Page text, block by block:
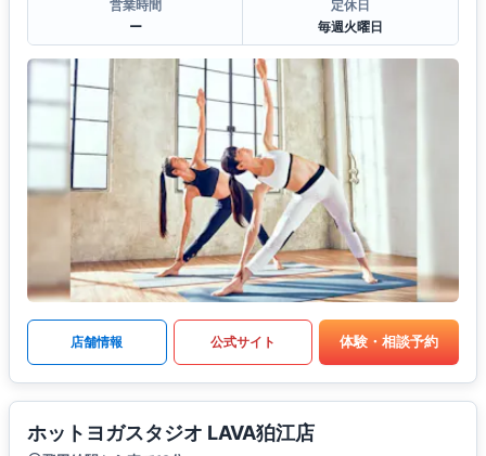
営業時間
ー
定休日
毎週火曜日
店舗情報 公式サイト 体験・相談予約
ホットヨガスタジオ LAVA狛江店